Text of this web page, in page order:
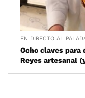
EN DIRECTO AL
Ocho claves para
Reyes artesanal